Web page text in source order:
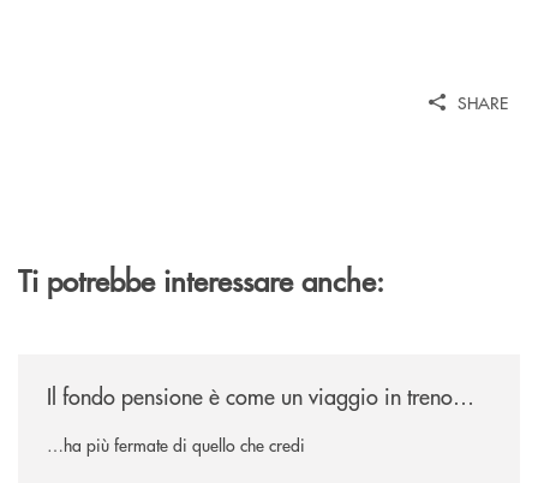
SHARE
Ti potrebbe interessare anche:
Il fondo pensione è come un viaggio in treno…
…ha più fermate di quello che credi